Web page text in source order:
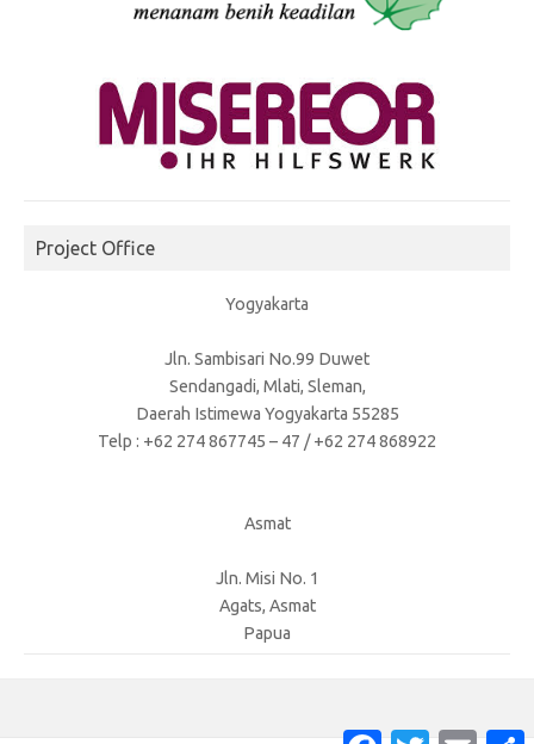
Project Office
Yogyakarta
Jln. Sambisari No.99 Duwet
Sendangadi, Mlati, Sleman,
Daerah Istimewa Yogyakarta 55285
Telp : +62 274 867745 – 47 / +62 274 868922
Asmat
Jln. Misi No. 1
Agats, Asmat
Papua
FacebookTwitter Email